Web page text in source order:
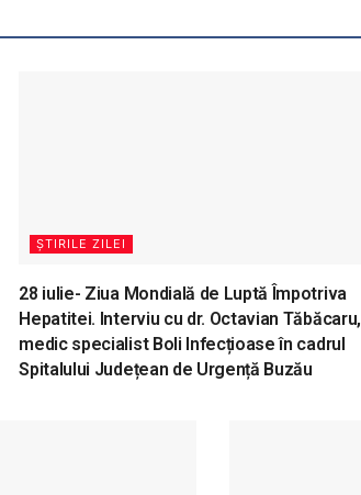
ȘTIRILE ZILEI
28 iulie- Ziua Mondială de Luptă Împotriva
Hepatitei. Interviu cu dr. Octavian Tăbăcaru,
medic specialist Boli Infecțioase în cadrul
Spitalului Județean de Urgență Buzău